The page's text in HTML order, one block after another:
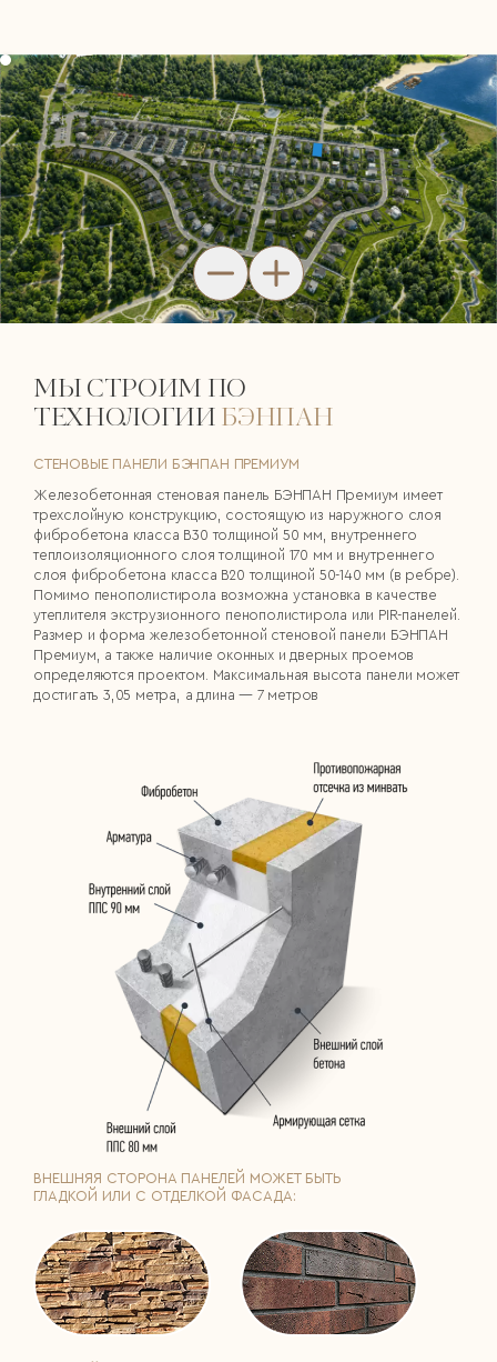
МЫ СТРОИМ ПО
ТЕХНОЛОГИИ БЭНПАН
СТЕНОВЫЕ ПАНЕЛИ БЭНПАН ПРЕМИУМ
Железобетонная стеновая панель БЭНПАН Премиум имеет
трехслойную конструкцию, состоящую из наружного слоя
фибробетона класса В30 толщиной 50 мм, внутреннего
теплоизоляционного слоя толщиной 170 мм и внутреннего
слоя фибробетона класса В20 толщиной 50-140 мм (в ребре).
Помимо пенополистирола возможна установка в качестве
утеплителя экструзионного пенополистирола или PIR-панелей.
Размер и форма железобетонной стеновой панели БЭНПАН
Премиум, а также наличие оконных и дверных проемов
определяются проектом. Максимальная высота панели может
достигать 3,05 метра, а длина — 7 метров
ВНЕШНЯЯ СТОРОНА ПАНЕЛЕЙ МОЖЕТ БЫТЬ
ГЛАДКОЙ ИЛИ С ОТДЕЛКОЙ ФАСАДА: